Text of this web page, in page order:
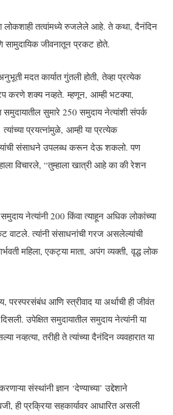
लोकशाही तत्वांमध्ये रुजलेले आहे. ते कथा, दैनंदिन
सामुदायिक जीवनातून प्रकट होते.
मदत कार्यात गुंतली होती, तेव्हा प्रत्येक
करणे शक्य नव्हते. म्हणून, आम्ही भटक्या,
सुमारे 250 समुदाय नेत्यांशी संपर्क
प्रयत्नांमुळे, आम्ही या प्रत्येक
संसाधने उपलब्ध करून देऊ शकलो. पण
विचारले, “तुम्हाला खात्री आहे का की रेशन
नेत्यांनी 200 किंवा त्याहून अधिक लोकांच्या
वाटले. त्यांनी संसाधनांची गरज असलेल्यांची
महिला, एकट्या माता, अपंग व्यक्ती, वृद्ध लोक
परस्परसंबंध आणि स्त्रीवाद या अर्थाची ही जीवंत
उपेक्षित समुदायातील समुदाय नेत्यांनी या
नव्हत्या, तरीही ते त्यांच्या दैनंदिन व्यवहारात या
संस्थांनी ज्ञान ‘देण्याच्या’ उद्देशाने
ही प्रक्रिया सहकार्यावर आधारित असली